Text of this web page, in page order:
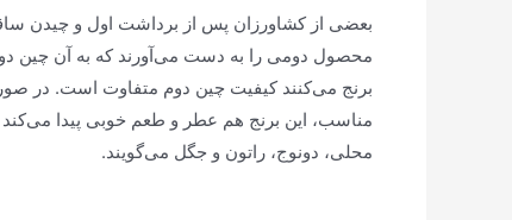
بعضی از کشاورزان پس از برداشت اول و چیدن
محصول دومی را به دست می‌آورند که به آن چین
برنج می‌کنند کیفیت چین دوم متفاوت است. در
مناسب، این برنج هم عطر و طعم خوبی پیدا
محلی، دونوج،‌ راتون و جگل می‌گویند.